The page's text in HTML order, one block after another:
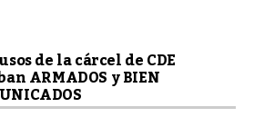
de la cárcel de CDE
ARMADOS y BIEN